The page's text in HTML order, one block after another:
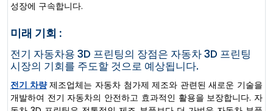
성장에 구속합니다.
미래 기회 :
전기 자동차용 3D 프린팅의 장점은 자동차 3D 프린팅
시장의 기회를 주도할 것으로 예상됩니다.
전기 차량제조업체는 자동차 첨가제 제조와 관련된 새로운 기술을
개발하여 전기 자동차의 안전하고 효과적인 활용을 보장합니다. 자